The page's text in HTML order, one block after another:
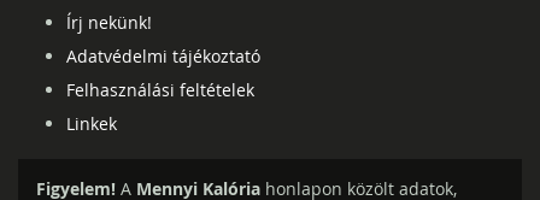
Írj nekünk!
Adatvédelmi tájékoztató
Felhasználási feltételek
Linkek
Figyelem! A Mennyi Kalória honlapon közölt adatok,